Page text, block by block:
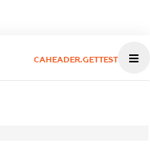
CAHEADER.GETTEST